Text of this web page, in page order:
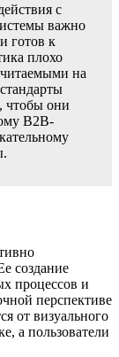
с
важно
готов к
плохо
на
чтобы они
B2B-
создание
процессов и
перспективе
от визуального
а пользователи